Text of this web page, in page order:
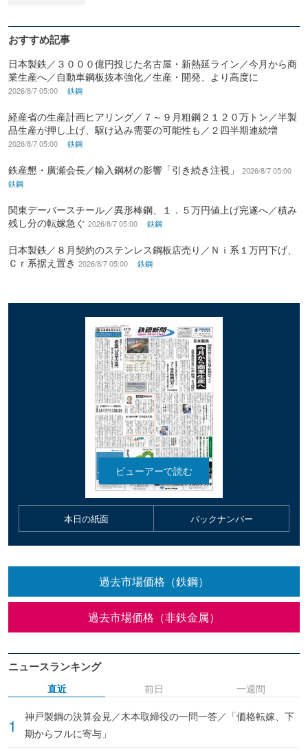
おすすめ記事
日本製鉄／３０００億円投じた名古屋・新熱延ライン／今月から商
業生産へ／自動車鋼板抜本強化／生産・開発、より高度に
2026/8/7 05:00 鉄鋼
経産省の生産計画ヒアリング／７～９月粗鋼２１２０万トン／半製
品生産が押し上げ、駆け込み需要の可能性も／２四半期連続増
2026/8/7 05:00 鉄鋼
鉄産懇・廣瀬会長／輸入鋼材の影響「引き続き注視」
2026/8/7 05:00
鉄鋼
関東デーバースチール／異形棒鋼、１．５万円値上げ完遂へ／積み
残し分の転嫁急ぐ 2026/8/7 05:00 鉄鋼
日本製鉄／８月契約のステンレス鋼板店売り／Ｎｉ系１万円下げ、
Ｃｒ系据え置き 2026/8/7 05:00 鉄鋼
本日の紙面 バックナンバー
過去市場価格（鉄鋼）
過去市場価格（非鉄金属）
ニュースランキング
直近
神戸製鋼の決算会見／木本取締役の一問一答／「価格転嫁、下
期からフルに寄与」
前日 一週間